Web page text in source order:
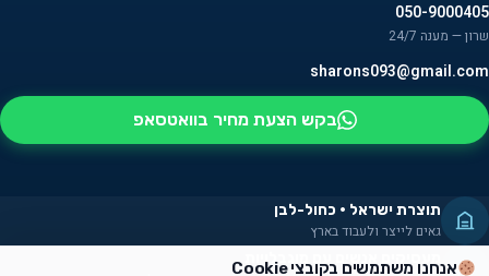
050-9000405
שרון — מענה 24/7
sharons093@gmail.com
בקש הצעת מחיר בוואטסאפ
תוצרת ישראל · כחול-לבן
גאים לייצר ולעבוד בארץ
מעסיקים אנשים עם מוגבלויות
אנחנו משתמשים בקובצי Cookie